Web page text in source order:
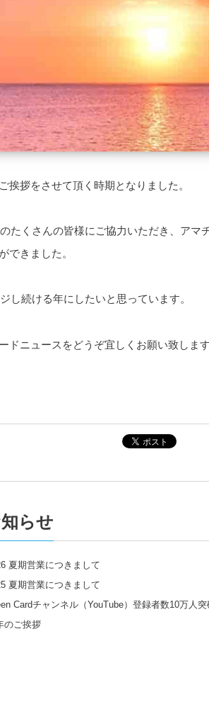
挨拶をさせて頂く時期となりました。
たくさんの皆様にご協力いただき、アマ
できました。
し続ける年にしたいと思っています。
ドニュースをどうぞ宜しくお願い致します
らせ
夏期営業につきまして
夏期営業につきまして
Cardチャンネル（YouTube）登録者数10万人
のご挨拶